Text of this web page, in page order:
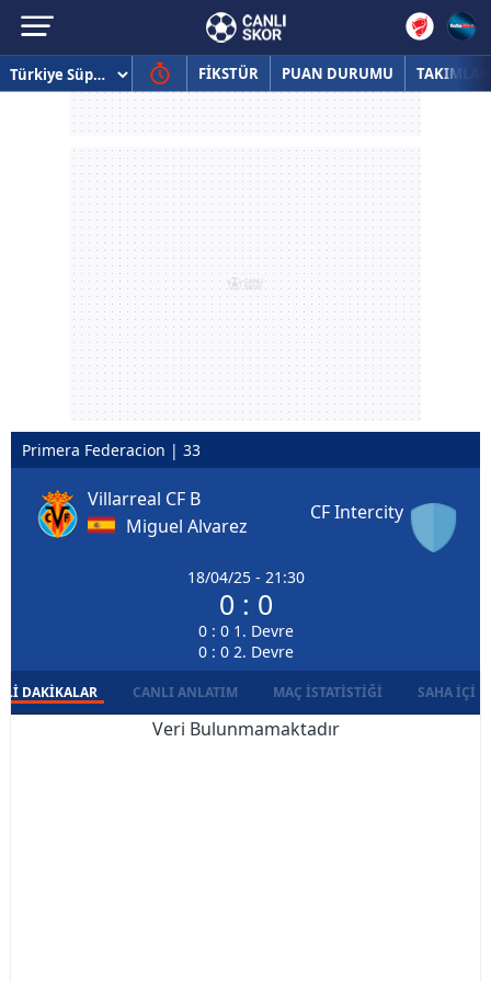
FİKSTÜR PUAN DURUMU TAKIMLAR
Primera Federacion | 33
Villarreal CF B
Miguel Alvarez
18/04/25 - 21:30
0 : 0
0 : 0 1. Devre
0 : 0 2. Devre
CF Intercity
DAKIKALAR CANLI ANLATIM MAÇ İSTATISTIĞI SAHA İÇI
Veri Bulunmamaktadır